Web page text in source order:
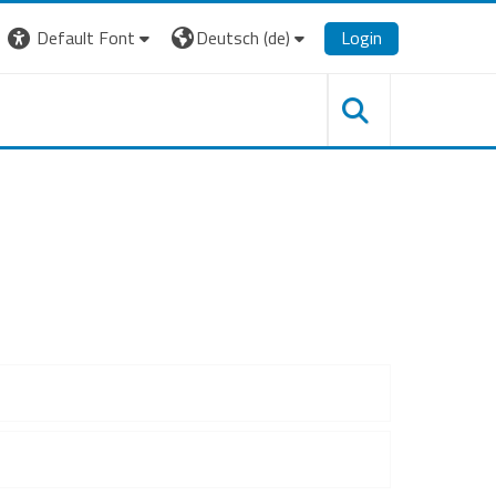
Default Font
Deutsch ‎(de)‎ Login